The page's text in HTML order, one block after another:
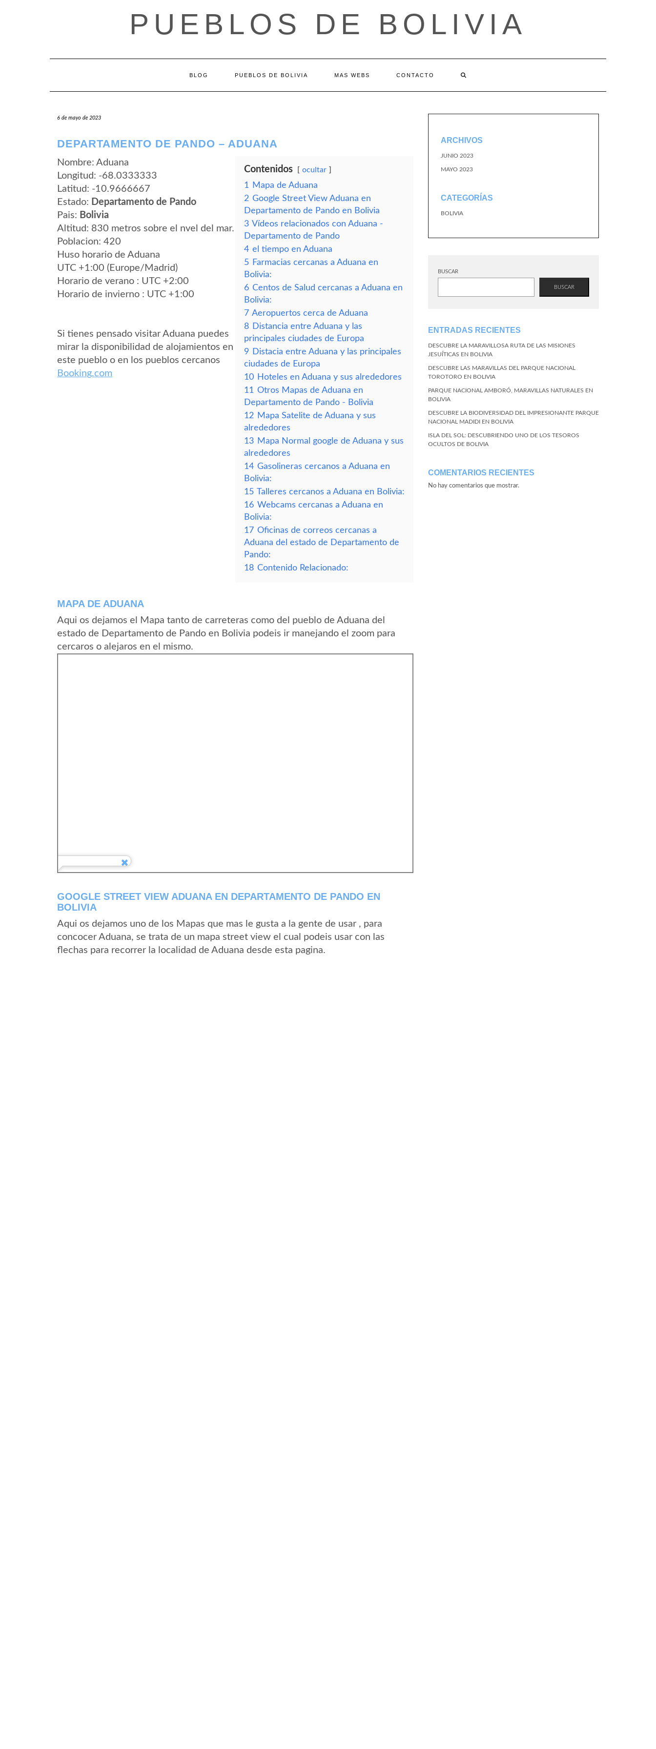
PUEBLOS DE BOLIVIA
BLOG PUEBLOS DE BOLIVIA MAS WEBS CONTACTO
6 de mayo de 2023
DEPARTAMENTO DE PANDO – ADUANA
Nombre: Aduana
Longitud: -68.0333333
Latitud: -10.9666667
Estado: Departamento de Pando
Pais: Bolivia
Altitud: 830 metros sobre el nvel del mar.
Poblacion: 420
Huso horario de Aduana
UTC +1:00 (Europe/Madrid)
Horario de verano : UTC +2:00
Horario de invierno : UTC +1:00
Si tienes pensado visitar Aduana puedes
mirar la disponibilidad de alojamientos en
este pueblo o en los pueblos cercanos
Booking.com
Contenidos ocultar
1
Mapa de Aduana
2 Google Street View Aduana en
Departamento de Pando en Bolivia
3 Vídeos relacionados con Aduana -
Departamento de Pando
4 el tiempo en Aduana
5 Farmacias cercanas a Aduana en
Bolivia:
6 Centos de Salud cercanas a Aduana en
Bolivia:
7 Aeropuertos cerca de Aduana
8 Distancia entre Aduana y las
principales ciudades de Europa
9 Distacia entre Aduana y las principales
ciudades de Europa
10 Hoteles en Aduana y sus alrededores
11 Otros Mapas de Aduana en
Departamento de Pando - Bolivia
12 Mapa Satelite de Aduana y sus
alrededores
13 Mapa Normal google de Aduana y sus
alrededores
14 Gasolineras cercanos a Aduana en
Bolivia:
15 Talleres cercanos a Aduana en Bolivia:
16 Webcams cercanas a Aduana en
Bolivia:
17 Oficinas de correos cercanas a
Aduana del estado de Departamento de
Pando:
18 Contenido Relacionado:
MAPA DE ADUANA
Aqui os dejamos el Mapa tanto de carreteras como del pueblo de Aduana del
estado de Departamento de Pando en Bolivia podeis ir manejando el zoom para
cercaros o alejaros en el mismo.
GOOGLE STREET VIEW ADUANA EN DEPARTAMENTO DE PANDO EN
BOLIVIA
Aqui os dejamos uno de los Mapas que mas le gusta a la gente de usar , para
concocer Aduana, se trata de un mapa street view el cual podeis usar con las
flechas para recorrer la localidad de Aduana desde esta pagina.
ARCHIVOS
JUNIO 2023
MAYO 2023
CATEGORÍAS
BOLIVIA
BUSCAR
BUSCAR
ENTRADAS RECIENTES
DESCUBRE LA MARAVILLOSA RUTA DE LAS MISIONES
JESUÍTICAS EN BOLIVIA
DESCUBRE LAS MARAVILLAS DEL PARQUE NACIONAL
TOROTORO EN BOLIVIA
PARQUE NACIONAL AMBORÓ, MARAVILLAS NATURALES EN
BOLIVIA
DESCUBRE LA BIODIVERSIDAD DEL IMPRESIONANTE PARQUE
NACIONAL MADIDI EN BOLIVIA
ISLA DEL SOL: DESCUBRIENDO UNO DE LOS TESOROS
OCULTOS DE BOLIVIA
COMENTARIOS RECIENTES
No hay comentarios que mostrar.